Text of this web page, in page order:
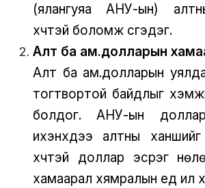
(ялангуяа АНУ-ын)
хүчтэй боломж үүсгэдэг.
Алт ба ам.долларын
Алт ба ам.долларын уялдаа
тогтвортой байдлыг
болдог. АНУ-ын
ихэнхдээ алтны
хүчтэй доллар эсрэг
хамаарал хямралын үед илүү